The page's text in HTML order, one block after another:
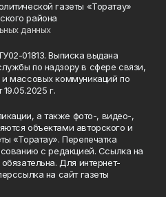
газеты «Торатау»
района
данных
01813. Выписка выдана
по надзору в сфере связи,
массовых коммуникаций по
г.
а также фото-, видео-,
объектами авторского и
«Торатау». Перепечатка
с редакцией. Ссылка на
Для интернет-
на сайт газеты